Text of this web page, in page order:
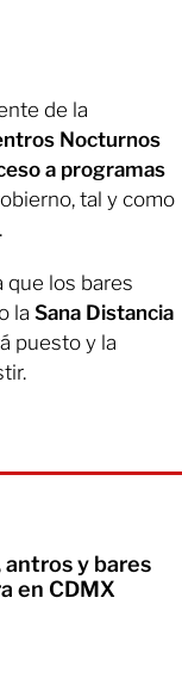
de la
Nocturnos
a programas
tal y como
que los bares
la Sana Distancia
puesto y la
antros y bares
en CDMX